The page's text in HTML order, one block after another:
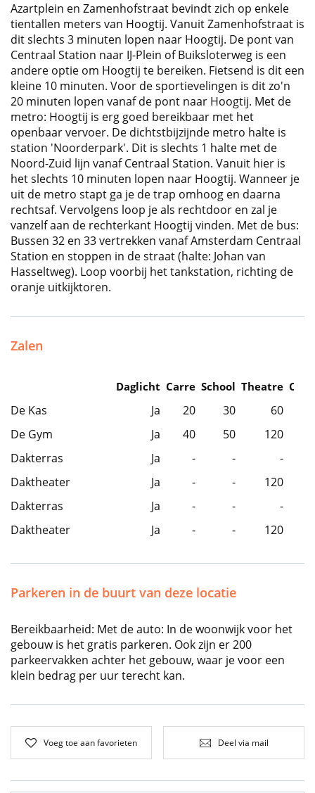
Azartplein en Zamenhofstraat bevindt zich op enkele
tientallen meters van Hoogtij. Vanuit Zamenhofstraat is
dit slechts 3 minuten lopen naar Hoogtij. De pont van
Centraal Station naar IJ-Plein of Buiksloterweg is een
andere optie om Hoogtij te bereiken. Fietsend is dit een
kleine 10 minuten. Voor de sportievelingen is dit zo'n
20 minuten lopen vanaf de pont naar Hoogtij. Met de
metro: Hoogtij is erg goed bereikbaar met het
openbaar vervoer. De dichtstbijzijnde metro halte is
station 'Noorderpark'. Dit is slechts 1 halte met de
Noord-Zuid lijn vanaf Centraal Station. Vanuit hier is
het slechts 10 minuten lopen naar Hoogtij. Wanneer je
uit de metro stapt ga je de trap omhoog en daarna
rechtsaf. Vervolgens loop je als rechtdoor en zal je
vanzelf aan de rechterkant Hoogtij vinden. Met de bus:
Bussen 32 en 33 vertrekken vanaf Amsterdam Centraal
Station en stoppen in de straat (halte: Johan van
Hasseltweg). Loop voorbij het tankstation, richting de
oranje uitkijktoren.
Zalen
Daglicht Carre School Theatre
De Kas Ja 20 30
60
De Gym
Ja 40 50
120
Dakterras
Ja - -
-
Daktheater
Ja - -
120
Dakterras
Ja - -
-
Daktheater
Ja - - 120
Parkeren in de buurt van deze locatie
Bereikbaarheid: Met de auto: In de woonwijk voor het
gebouw is het gratis parkeren. Ook zijn er 200
parkeervakken achter het gebouw, waar je voor een
klein bedrag per uur terecht kan.
Voeg toe aan favorieten Deel via mail